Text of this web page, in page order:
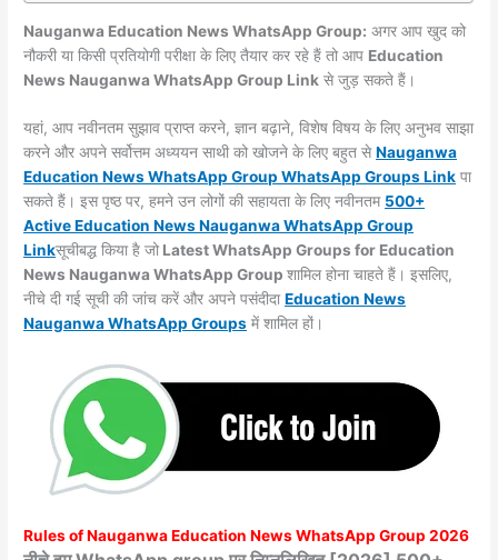
Nauganwa Education News WhatsApp Group: अगर आप खुद को
नौकरी या किसी प्रतियोगी परीक्षा के लिए तैयार कर रहे हैं तो आप Education
News Nauganwa WhatsApp Group Link से जुड़ सकते हैं।
यहां, आप नवीनतम सुझाव प्राप्त करने, ज्ञान बढ़ाने, विशेष विषय के लिए अनुभव साझा
करने और अपने सर्वोत्तम अध्ययन साथी को खोजने के लिए बहुत सेNauganwa
Education News WhatsApp Group WhatsApp GroupsLink पा
सकते हैं। इस पृष्ठ पर, हमने उन लोगों की सहायता के लिए नवीनतम 500+
Active Education News Nauganwa WhatsApp Group
Linkसूचीबद्ध किया है जो Latest WhatsApp Groups for Education
News Nauganwa WhatsApp Groupशामिल होना चाहते हैं। इसलिए,
नीचे दी गई सूची की जांच करें और अपने पसंदीदाEducation News
Nauganwa WhatsAppGroups में शामिल हों।
Rules ofNauganwaEducation News WhatsApp Group 2026